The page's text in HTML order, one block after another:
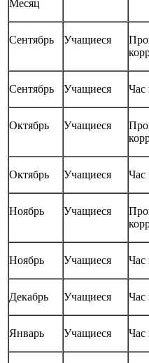
Месяц
Сентябрь Учащиеся
Сентябрь Учащиеся Час
Октябрь Учащиеся
Октябрь Учащиеся Час
Ноябрь Учащиеся
Ноябрь Учащиеся Час
Декабрь Учащиеся Час
Январь Учащиеся Час